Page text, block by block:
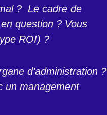
? Le cadre de
question ? Vous
ROI) ?
d’administration ?
un management